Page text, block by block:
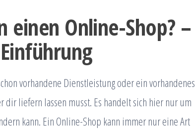
Online-Shop? –
vorhandene Dienstleistung oder ein vorhandenes
dir liefern lassen musst. Es handelt sich hier nur um
kann. Ein Online-Shop kann immer nur eine Art